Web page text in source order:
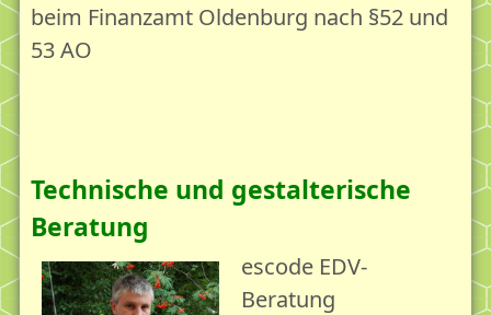
Bildung
Bildung & Lernen
Beratung
Beratung & Seelsorge
Beratung mit dem Leben&Reife18plus-Konzept
Beratung via Telefon/Video
beim Finanzamt Oldenburg nach §52 und
53 AO
Technische und gestalterische
Beratung
escode EDV-
Beratung